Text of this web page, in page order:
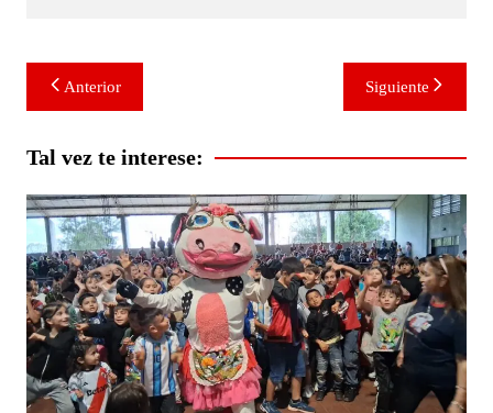
Navegación
de
entradas
Anterior Siguiente
Tal vez te interese: